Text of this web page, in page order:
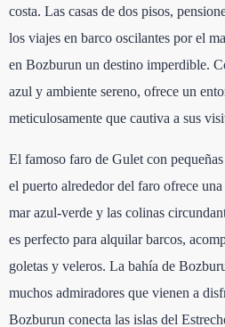
costa. Las casas de dos pisos,
los viajes en barco oscilantes por el
en Bozburun un destino imperdible.
azul y ambiente sereno, ofrece un
meticulosamente que cautiva a sus
El famoso faro de Gulet con
el puerto alrededor del faro ofrece
mar azul-verde y las colinas
es perfecto para alquilar barcos,
goletas y veleros. La bahía de
muchos admiradores que vienen a
Bozburun conecta las islas del